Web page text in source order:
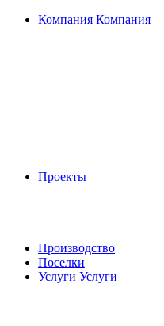
Компания Компания
Проекты
Производство
Поселки
Услуги Услуги